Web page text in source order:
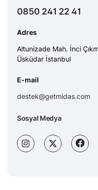
0850 241 22 41
Adres
Altunizade Mah. İnci
Üsküdar İstanbul
E-mail
destek@getmidas.com
Sosyal Medya